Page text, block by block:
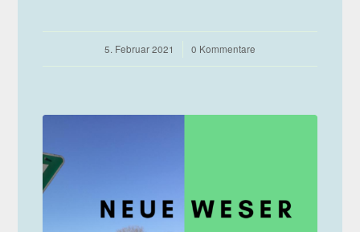
5. Februar 2021
/ 0 Kommentare